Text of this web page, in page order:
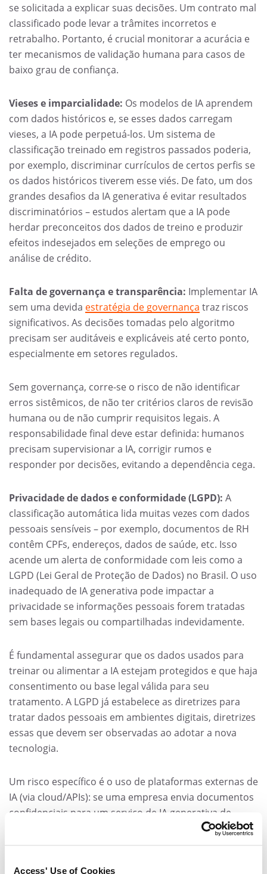
Access' Use of Cookies
se solicitada a explicar suas decisões. Um contrato mal
classificado pode levar a trâmites incorretos e
retrabalho. Portanto, é crucial monitorar a acurácia e
ter mecanismos de validação humana para casos de
baixo grau de confiança.
Vieses e imparcialidade: Os modelos de IA aprendem
com dados históricos e, se esses dados carregam
vieses, a IA pode perpetuá-los. Um sistema de
classificação treinado em registros passados poderia,
por exemplo, discriminar currículos de certos perfis se
os dados históricos tiverem esse viés. De fato, um dos
grandes desafios da IA generativa é evitar resultados
discriminatórios – estudos alertam que a IA pode
herdar preconceitos dos dados de treino e produzir
efeitos indesejados em seleções de emprego ou
análise de crédito.
Falta de governança e transparência: Implementar IA
sem uma devida estratégia de governança traz riscos
significativos. As decisões tomadas pelo algoritmo
precisam ser auditáveis e explicáveis até certo ponto,
especialmente em setores regulados.
Sem governança, corre-se o risco de não identificar
erros sistêmicos, de não ter critérios claros de revisão
humana ou de não cumprir requisitos legais. A
responsabilidade final deve estar definida: humanos
precisam supervisionar a IA, corrigir rumos e
responder por decisões, evitando a dependência cega.
Privacidade de dados e conformidade (LGPD): A
classificação automática lida muitas vezes com dados
pessoais sensíveis – por exemplo, documentos de RH
contêm CPFs, endereços, dados de saúde, etc. Isso
acende um alerta de conformidade com leis como a
LGPD (Lei Geral de Proteção de Dados) no Brasil. O uso
inadequado de IA generativa pode impactar a
privacidade se informações pessoais forem tratadas
sem bases legais ou compartilhadas indevidamente.
É fundamental assegurar que os dados usados para
treinar ou alimentar a IA estejam protegidos e que haja
consentimento ou base legal válida para seu
tratamento. A LGPD já estabelece as diretrizes para
tratar dados pessoais em ambientes digitais, diretrizes
essas que devem ser observadas ao adotar a nova
tecnologia.
Um risco específico é o uso de plataformas externas de
IA (via cloud/APIs): se uma empresa envia documentos
confidenciais para um serviço de IA generativa de
terceiros, pode estar compartilhando dados